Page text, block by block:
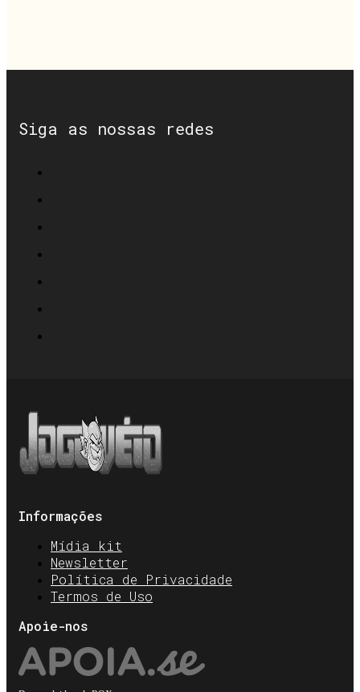
Siga as nossas redes
Informações
Mídia kit
Newsletter
Política de Privacidade
Termos de Uso
Apoie-nos